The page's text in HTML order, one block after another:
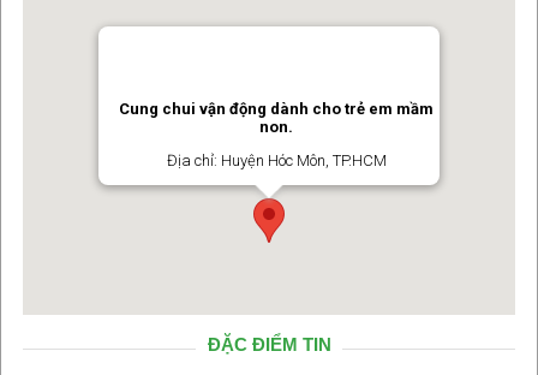
Cung chui vận động dành cho trẻ em mầm
non.
Địa chỉ: Huyện Hóc Môn, TP.HCM
ĐẶC ĐIỂM TIN